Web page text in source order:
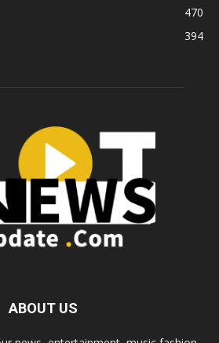
470
394
ABOUT US